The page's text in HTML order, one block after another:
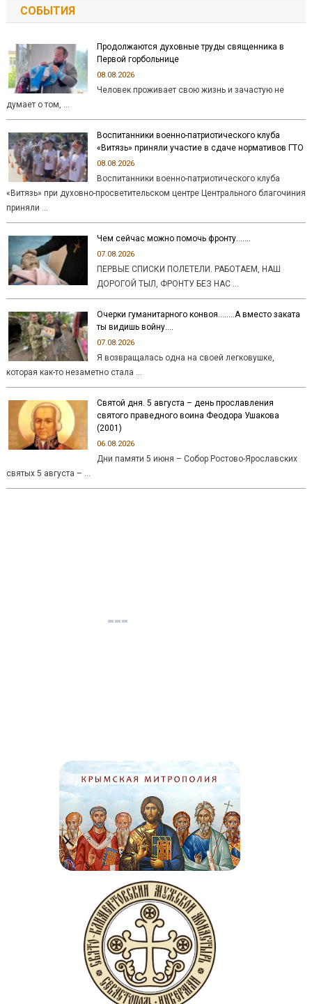
СОБЫТИЯ
Продолжаются духовные труды священника в
Первой горбольнице
08.08.2026
Человек проживает свою жизнь и зачастую не
думает о том, …
Воспитанники военно-патриотического клуба
«Витязь» приняли участие в сдаче нормативов ГТО
08.08.2026
Воспитанники военно-патриотического клуба
«Витязь» при духовно-просветительском центре Центрального благочиния
приняли …
Чем сейчас можно помочь фронту…….
07.08.2026
ПЕРВЫЕ СПИСКИ ПОЛЕТЕЛИ. РАБОТАЕМ, НАШ
ДОРОГОЙ ТЫЛ, ФРОНТУ БЕЗ НАС …
Очерки гуманитарного конвоя……..А вместо заката
ты видишь войну….
07.08.2026
Я возвращалась одна на своей легковушке,
которая как-то незаметно стала …
Святой дня. 5 августа – день прославления
святого праведного воина Феодора Ушакова
(2001)
06.08.2026
Дни памяти 5 июня – Собор Ростово-Ярославских
святых 5 августа – …